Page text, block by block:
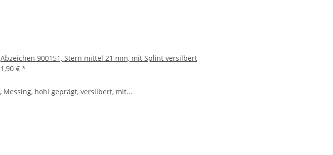
Abzeichen 900151, Stern mittel 21 mm, mit Splint versilbert
1,90 € *